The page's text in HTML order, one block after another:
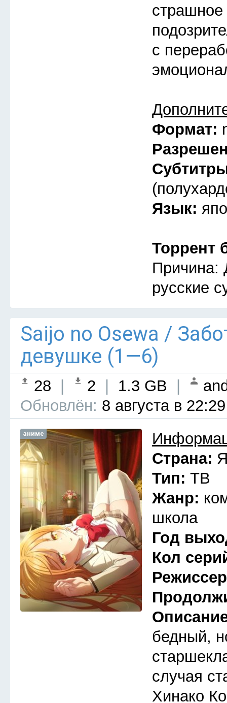
с
Формат:
Язык:
Торрент
Причина:
русские
Saijo no Osewa /
девушке (1—6)
28 2 1.3 GB
Обновлён: 8 августа в 22:29
аниме
Страна:
Тип: ТВ
Жанр:
школа
Год
Кол
бедный,
случая
Хинако